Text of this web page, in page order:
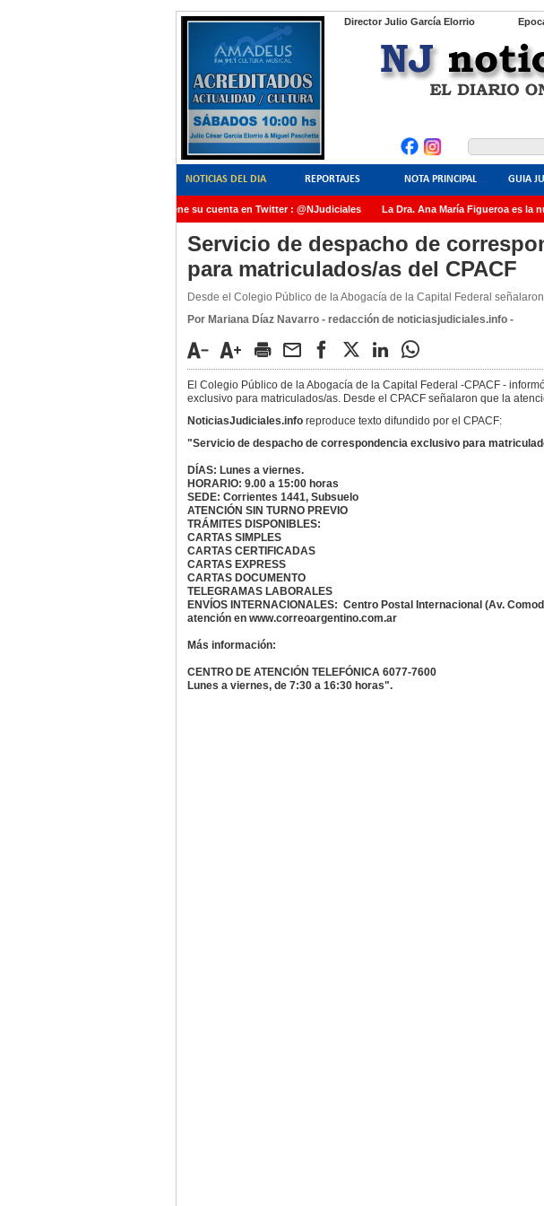
Director Julio García Elorrio
NOTICIAS DEL DIA REPORTAJES NOTA PRINCIPAL GUIA
NoticiasJudiciales.INFO tiene su cuenta en Twitter : @NJudiciales La Dra. Ana María Figueroa es la
AMIA quedó radicada ante el Juez Daniel RafecasServicio de despacho de
para matriculados/as del CPACF
Desde el Colegio Público de la Abogacía de la Capital Federal
Por Mariana Díaz Navarro - redacción de noticiasjudiciales.info -
El Colegio Público de la Abogacía de la Capital Federal -CPACF -
exclusivo para matriculados/as. Desde el CPACF señalaron que la
NoticiasJudiciales.info reproduce texto difundido por el CPACF:
"Servicio de despacho de correspondencia exclusivo para
DÍAS: Lunes a viernes.
HORARIO: 9.00 a 15:00 horas
SEDE: Corrientes 1441, Subsuelo
ATENCIÓN SIN TURNO PREVIO
TRÁMITES DISPONIBLES:
CARTAS SIMPLES
CARTAS CERTIFICADAS
CARTAS EXPRESS
CARTAS DOCUMENTO
TELEGRAMAS LABORALES
ENVÍOS INTERNACIONALES: Centro Postal Internacional (Av.
atención en www.correoargentino.com.ar
Más información:
CENTRO DE ATENCIÓN TELEFÓNICA 6077-7600
Lunes a viernes, de 7:30 a 16:30 horas".